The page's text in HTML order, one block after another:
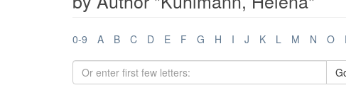
0-9 A B C D E F G H I J K L M N O